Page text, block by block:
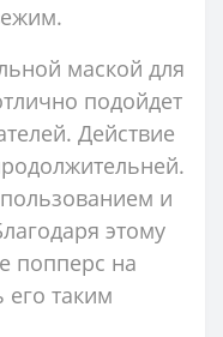
маской для
подойдет
Действие
и
этому
попперс на
таким